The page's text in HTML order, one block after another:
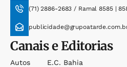
(71) 2886-2683 / Ramal 8585 |
Canais e Editorias
Autos
E.c. Bahia